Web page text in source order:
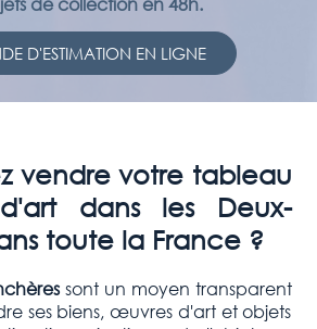
D'ESTIMATION EN LIGNE
vendre votre tableau
dans les
Deux-
toute la France ?
sont un moyen transparent
ses biens, œuvres d'art et objets